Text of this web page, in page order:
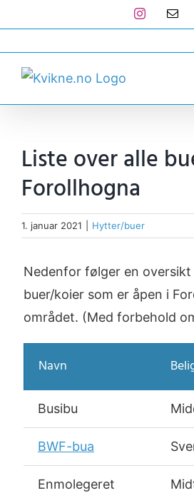
to
content
Instagram
E-
Liste over alle
Forollhogna
1. januar 2021 Hytter/buer
Nedenfor følger en
buer/koier som er åpen i
området. (Med forbehold
Navn
Busibu
BWF-bua
Enmolegeret